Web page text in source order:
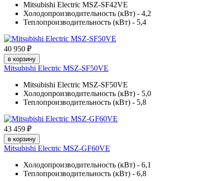
Mitsubishi Electric MSZ-SF42VE
Холодопроизводительность (кВт) - 4,2
Теплопроизводительность (кВт) - 5,4
40 950 ₽
в корзину
Mitsubishi Electric MSZ-SF50VE
Mitsubishi Electric MSZ-SF50VE
Холодопроизводительность (кВт) - 5,0
Теплопроизводительность (кВт) - 5,8
43 459 ₽
в корзину
Mitsubishi Electric MSZ-GF60VE
Холодопроизводительность (кВт) - 6,1
Теплопроизводительность (кВт) - 6,8